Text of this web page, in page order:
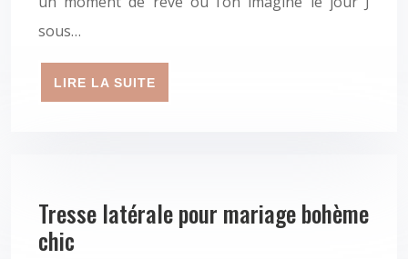
sous…
LIRE LA SUITE
Tresse latérale pour mariage bohème
chic